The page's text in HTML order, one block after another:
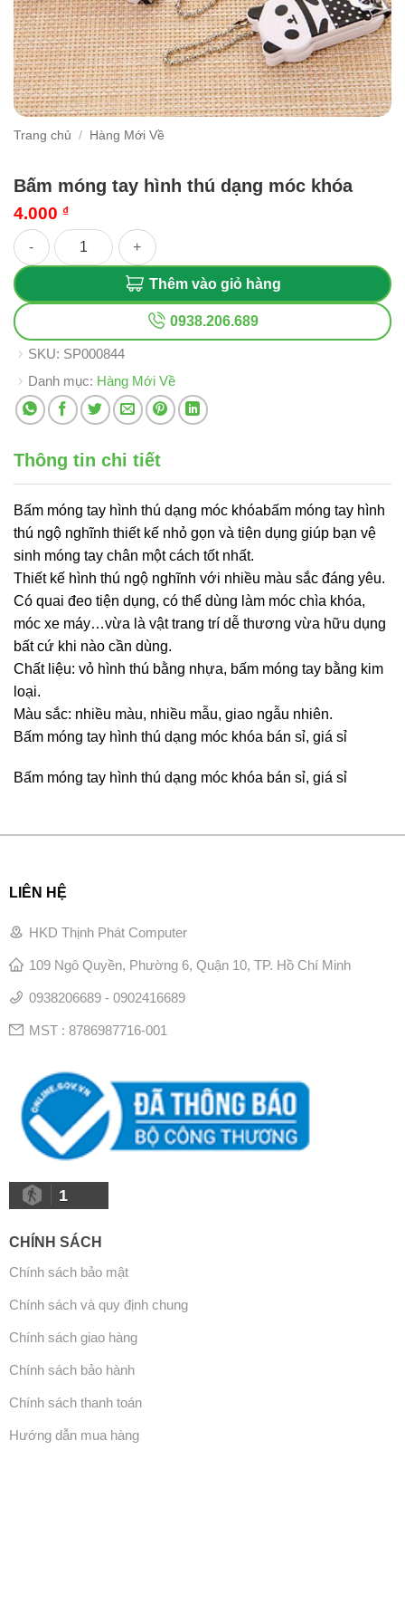
Trang chủ / Hàng Mới Về
Bấm móng tay hình thú dạng móc khóa
4.000 ₫
Bấm móng tay hình thú dạng móc khóa số lượng
Thêm vào giỏ hàng
0938.206.689
SKU: SP000844
Danh mục: Hàng Mới Về
Thông tin chi tiết
Bấm móng tay hình thú dạng móc khóabấm móng tay hình
thú ngộ nghĩnh thiết kế nhỏ gọn và tiện dụng giúp bạn vệ
sinh móng tay chân một cách tốt nhất.
Thiết kế hình thú ngộ nghĩnh với nhiều màu sắc đáng yêu.
Có quai đeo tiện dụng, có thể dùng làm móc chìa khóa,
móc xe máy…vừa là vật trang trí dễ thương vừa hữu dụng
bất cứ khi nào cần dùng.
Chất liệu: vỏ hình thú bằng nhựa, bấm móng tay bằng kim
loại.
Màu sắc: nhiều màu, nhiều mẫu, giao ngẫu nhiên.
Bấm móng tay hình thú dạng móc khóa bán sỉ, giá sỉ
Bấm móng tay hình thú dạng móc khóa bán sỉ, giá sỉ
LIÊN HỆ
HKD Thịnh Phát Computer
109 Ngô Quyền, Phường 6, Quận 10, TP. Hồ Chí Minh
0938206689 - 0902416689
MST : 8786987716-001
1
CHÍNH SÁCH
Chính sách bảo mật
Chính sách và quy định chung
Chính sách giao hàng
Chính sách bảo hành
Chính sách thanh toán
Hướng dẫn mua hàng